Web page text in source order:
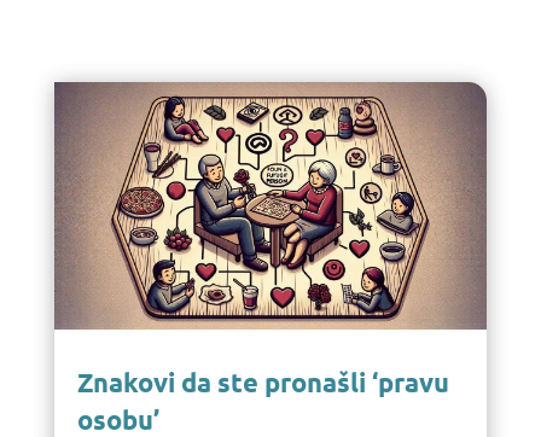
Znakovi da ste pronašli ‘pravu
osobu’